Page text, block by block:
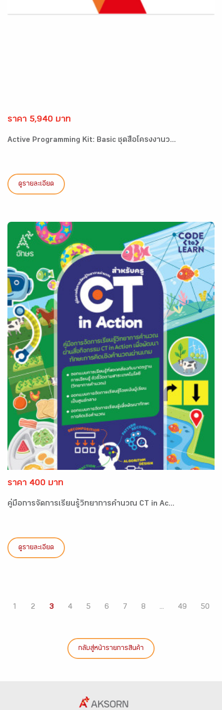
ราคา 5,940 บาท
Active Programming Kit: Basic ชุดสื่อโครงงานว...
ดูรายละเอียด
ราคา 400 บาท
คู่มือการจัดการเรียนรู้วิทยาการคำนวณ CT in Ac...
ดูรายละเอียด
1 2 3 4 5 6 7 8 ... 49 50
กลับสู่หน้ารายการสินค้า